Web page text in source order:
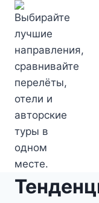
Перейти
содержимому